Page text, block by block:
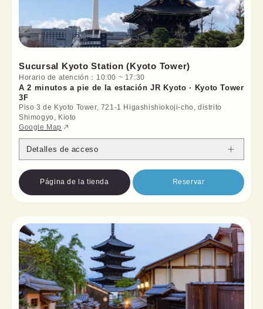
Sucursal Kyoto Station (Kyoto Tower)
Horario de atención ： 10:00 ~ 17:30
A 2 minutos a pie de la estación JR Kyoto · Kyoto Tower
3F
Piso 3 de Kyoto Tower, 721-1 Higashishiokoji-cho, distrito
Shimogyo, Kioto
Google Map
Detalles de acceso
Página de la tienda Reservar